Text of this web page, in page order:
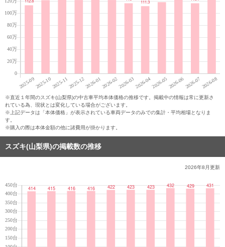
※直近１年間のスズキ(山梨県)の中古車平均本体価格の推移です。掲載中の情報は常に更新さ
れている為、現状とは変化している場合がございます。
※上記データは「本体価格」が表示されている車両データのみでの集計・平均相場となりま
す。
※購入の際は本体金額の他に諸費用が掛かります。
スズキ(山梨県)の掲載数の推移
2026年8月更新